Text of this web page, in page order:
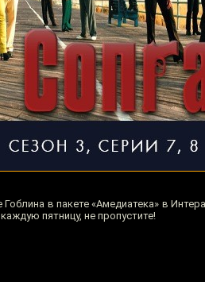
в пакете «Амедиатека» в
пятницу, не пропустите!